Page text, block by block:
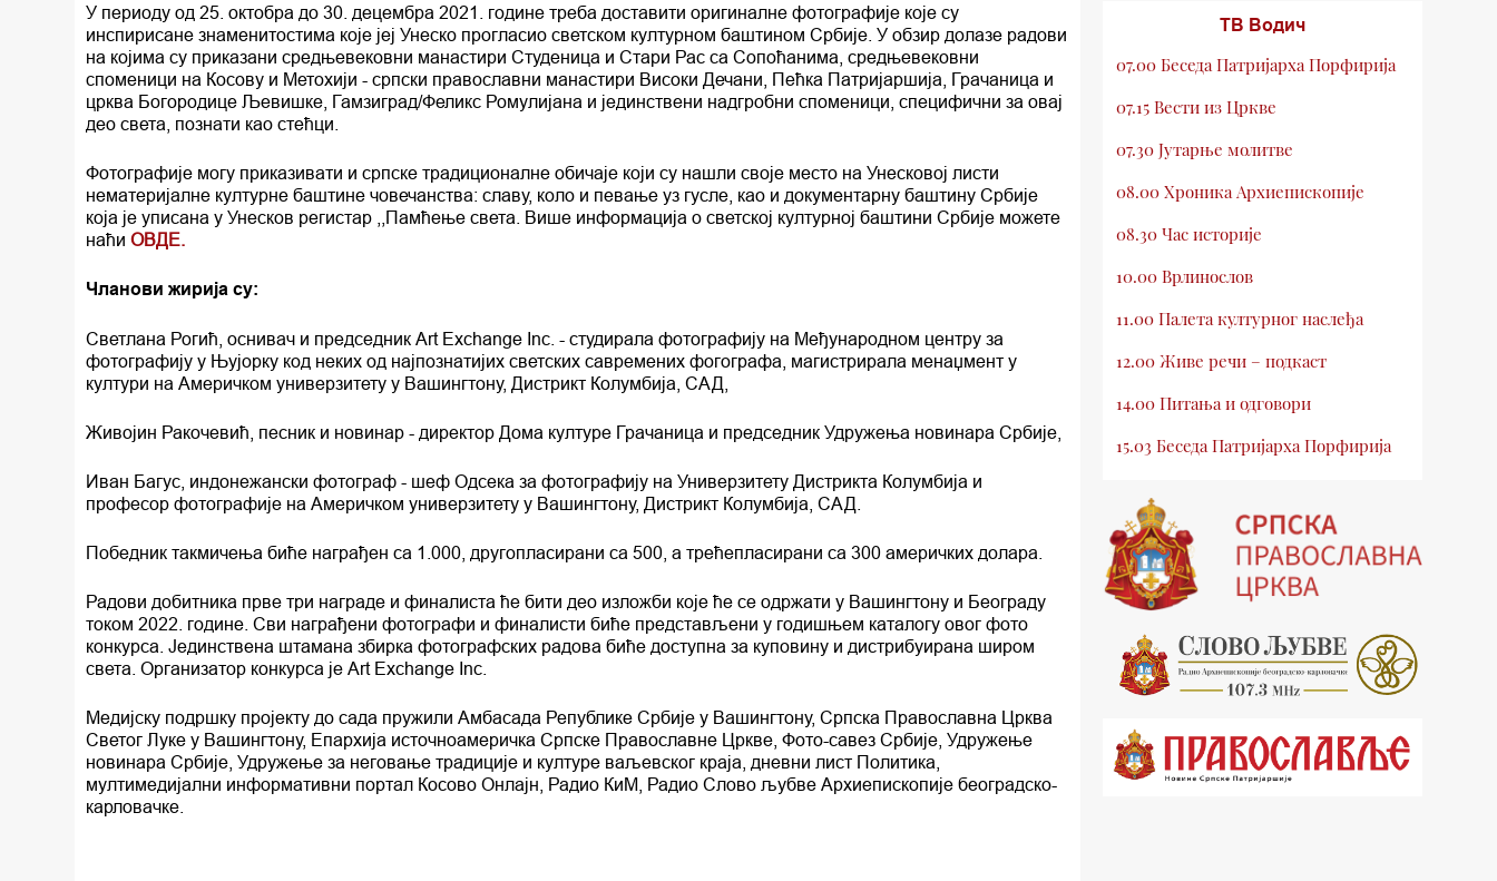
У периоду од 25. октобра до 30. децембра 2021. године треба доставити оригиналне фотографије које су
инспирисане знаменитостима које јеј Унеско прогласио светском културном баштином Србије. У обзир долазе радови
на којима су приказани средњевековни манастири Студеница и Стари Рас са Сопоћанима, средњевековни
споменици на Косову и Метохији - српски православни манастири Високи Дечани, Пећка Патријаршија, Грачаница и
црква Богородице Љевишке, Гамзиград/Феликс Ромулијана и јединствени надгробни споменици, специфични за овај
део света, познати као стећци.
Фотографије могу приказивати и српске традиционалне обичаје који су нашли своје место на Унесковој листи
нематеријалне културне баштине човечанства: славу, коло и певање уз гусле, као и документарну баштину Србије
која је уписана у Унесков регистар ,,Памћење света. Више информација о светској културној баштини Србије можете
наћи ОВДЕ.
Чланови жирија су:
Светлана Рогић, оснивач и председник Art Exchange Inc. - студирала фотографију на Међународном центру за
фотографију у Њујорку код неких од најпознатијих светских савремених фогографа, магистрирала менаџмент у
култури на Америчком универзитету у Вашингтону, Дистрикт Колумбија, САД,
Живојин Ракочевић, песник и новинар - директор Дома културе Грачаница и председник Удружења новинара Србије,
Иван Багус, индонежански фотограф - шеф Одсека за фотографију на Универзитету Дистрикта Колумбија и
професор фотографије на Америчком универзитету у Вашингтону, Дистрикт Колумбија, САД.
Победник такмичења биће награђен са 1.000, другопласирани са 500, а трећепласирани са 300 америчких долара.
Радови добитника прве три награде и финалиста ће бити део изложби које ће се одржати у Вашингтону и Београду
током 2022. године. Сви награђени фотографи и финалисти биће представљени у годишњем каталогу овог фото
конкурса. Јединствена штамана збирка фотографских радова биће доступна за куповину и дистрибуирана широм
света. Организатор конкурса је Art Exchange Inc.
Медијску подршку пројекту до сада пружили Амбасада Републике Србије у Вашингтону, Српска Православна Црква
Светог Луке у Вашингтону, Епархија источноамеричка Српске Православне Цркве, Фото-савез Србије, Удружење
новинара Србије, Удружење за неговање традиције и културе ваљевског краја, дневни лист Политика,
мултимедијални информативни портал Косово Онлајн, Радио КиМ, Радио Слово љубве Архиепископије београдско-
карловачке.
ТВ Водич
07.00 Беседа Патријарха Порфирија
07.15 Вести из Цркве
07.30 Јутарње молитве
08.00 Хроника Архиепископије
08.30 Час историје
10.00 Врлинослов
11.00 Палета културног наслеђа
12.00 Живе речи – подкаст
14.00 Питања и одговори
15.03 Беседа Патријарха Порфирија
15.30 Млади у Цркви
16.03 Српски јерарси
16.30 Хроника Архиепископије
17.03 Фолклор магазин
17.30 Тврђаве Дунава
18.03 Кроз историју Београда
18.30 Врлинослов